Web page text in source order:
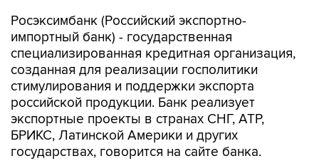
Росэксимбанк (Российский экспортно-
импортный банк) - государственная
специализированная кредитная организация,
созданная для реализации госполитики
стимулирования и поддержки экспорта
российской продукции. Банк реализует
экспортные проекты в странах СНГ, АТР,
БРИКС, Латинской Америки и других
государствах, говорится на сайте банка.